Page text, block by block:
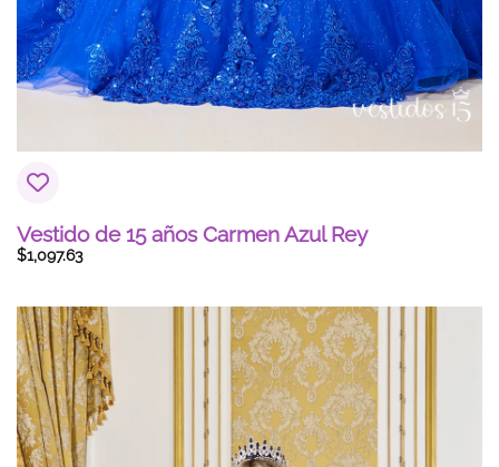
Vestido de 15 años Carmen Azul Rey
$1,097.63